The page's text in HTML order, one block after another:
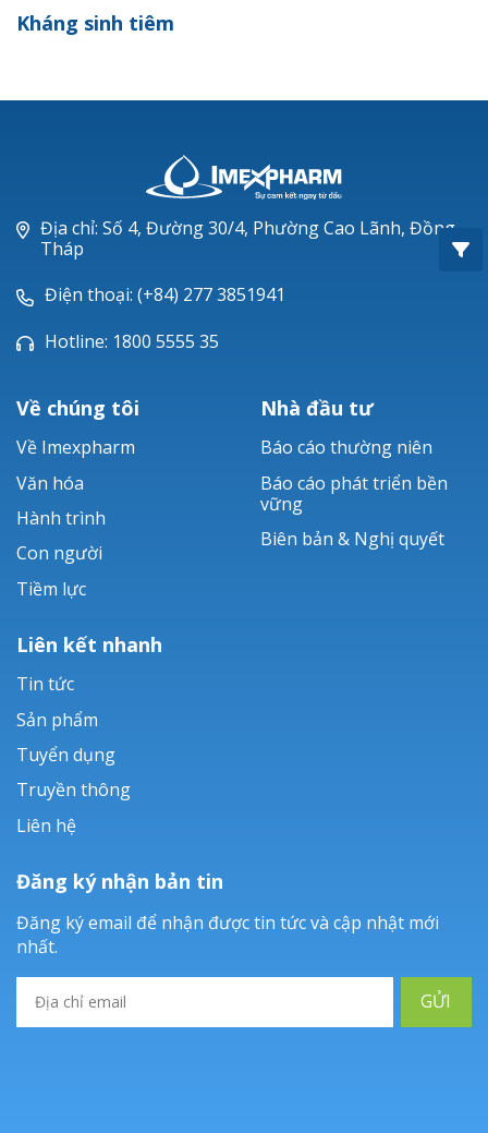
Ceftizoxim®
Piperacillin
Ticarlinat®
Zobacta®
Bacsulfo®
Kháng sinh tiêm
Địa chỉ: Số 4, Đường 30/4, Phường Cao Lãnh, Đồng
Tháp
Điện thoại: (+84) 277 3851941
Hotline: 1800 5555 35
Về chúng tôi
Về Imexpharm
Văn hóa
Hành trình
Con người
Tiềm lực
Nhà đầu tư
Báo cáo thường niên
Báo cáo phát triển bền
vững
Biên bản & Nghị quyết
Liên kết nhanh
Tin tức
Sản phẩm
Tuyển dụng
Truyền thông
Liên hệ
Đăng ký nhận bản tin
Đăng ký email để nhận được tin tức và cập nhật mới
nhất.
GỬI